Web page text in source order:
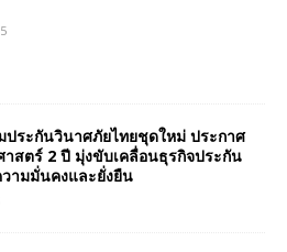
ประกันวินาศภัยไทยชุดใหม่ ประกาศ
สตร์ 2 ปี มุ่งขับเคลื่อนธุรกิจประกัน
ามมั่นคงและยั่งยืน